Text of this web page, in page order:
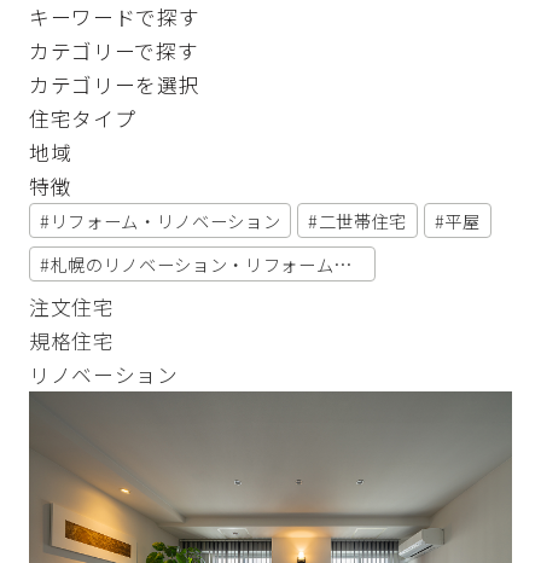
キーワードで探す
カテゴリーで探す
カテゴリーを選択
住宅タイプ
地域
特徴
リフォーム・リノベーション 二世帯住宅
平屋
札幌のリノベーション・リフォーム実例
注文住宅
規格住宅
リノベーション